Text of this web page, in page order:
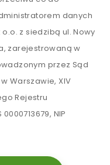
danych
z siedzibą ul. Nowy
zarejestrowaną w
przez Sąd
Warszawie, XIV
Rejestru
NIP